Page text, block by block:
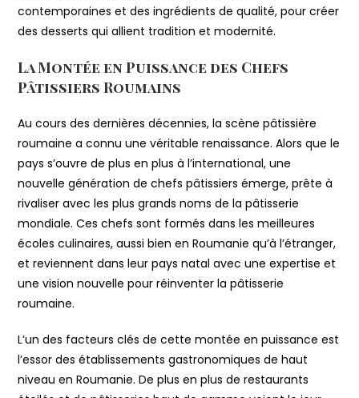
contemporaines et des ingrédients de qualité, pour créer
des desserts qui allient tradition et modernité.
La Montée en Puissance des Chefs
Pâtissiers Roumains
Au cours des dernières décennies, la scène pâtissière
roumaine a connu une véritable renaissance. Alors que le
pays s’ouvre de plus en plus à l’international, une
nouvelle génération de chefs pâtissiers émerge, prête à
rivaliser avec les plus grands noms de la pâtisserie
mondiale. Ces chefs sont formés dans les meilleures
écoles culinaires, aussi bien en Roumanie qu’à l’étranger,
et reviennent dans leur pays natal avec une expertise et
une vision nouvelle pour réinventer la pâtisserie
roumaine.
L’un des facteurs clés de cette montée en puissance est
l’essor des établissements gastronomiques de haut
niveau en Roumanie. De plus en plus de restaurants